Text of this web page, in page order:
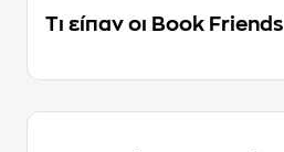
Τι είπαν οι Book Friends